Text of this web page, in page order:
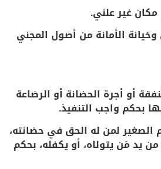
غير علني.
الأمانة من أصول المجني
أو أجرة الحضانة أو الرضاعة
بحكم واجب التنفيذ.
الصغير لمن له الحق في حضانته،
يد مَن يتولاه، أو يكفله، بحكم